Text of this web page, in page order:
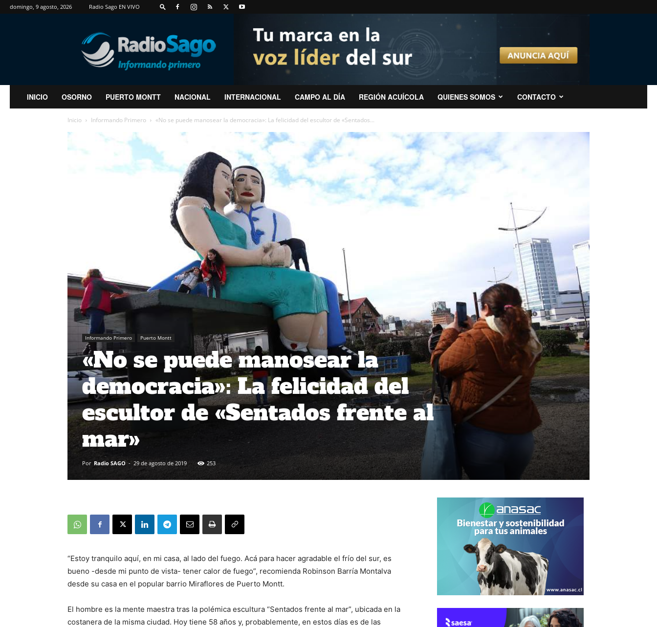
domingo, 9 agosto, 2026 Radio Sago EN VIVO
RadioSago
INICIO OSORNO PUERTO MONTT NACIONAL INTERNACIONAL CAMPO AL DÍA REGIÓN ACUÍCOLA QUIENES SOMOS CONTACTO
Inicio Informando Primero «No se puede manosear la democracia»: La felicidad del escultor de «Sentados...
Informando Primero Puerto Montt
«No se puede manosear la
democracia»: La felicidad del
escultor de «Sentados frente al
mar»
Por Radio SAGO - 29 de agosto de 2019 253
“Estoy tranquilo aquí, en mi casa, al lado del fuego. Acá para hacer agradable el frío del sur, es
bueno -desde mi punto de vista- tener calor de fuego”, recomienda Robinson Barría Montalva
desde su casa en el popular barrio Miraflores de Puerto Montt.
El hombre es la mente maestra tras la polémica escultura “Sentados frente al mar”, ubicada en la
costanera de la misma ciudad. Hoy tiene 58 años y, probablemente, en estos días es de las